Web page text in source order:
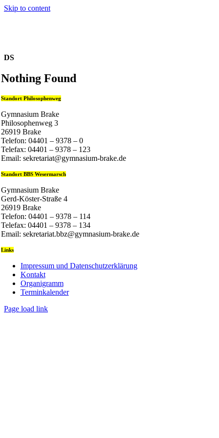
Skip to content
DS
Nothing Found
Standort Philosophenweg
Gymnasium Brake
Philosophenweg 3
26919 Brake
Telefon: 04401 – 9378 – 0
Telefax: 04401 – 9378 – 123
Email: sekretariat@gymnasium-brake.de
Standort BBS Wesermarsch
Gymnasium Brake
Gerd-Köster-Straße 4
26919 Brake
Telefon: 04401 – 9378 – 114
Telefax: 04401 – 9378 – 134
Email: sekretariat.bbz@gymnasium-brake.de
Links
Impressum und Datenschutzerklärung
Kontakt
Organigramm
Terminkalender
Page load link